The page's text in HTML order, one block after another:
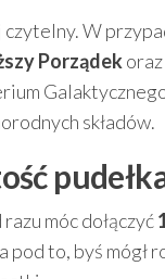
W
Porządekoraz
składów.
móc dołączyć
pod to, byś